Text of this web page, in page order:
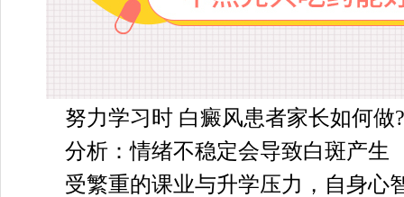
努力学习时 白癜风患者家长如何做?
分析：情绪不稳定会导致白斑产生
受繁重的课业与升学压力，自身心